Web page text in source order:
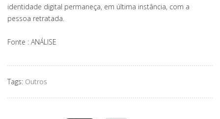
identidade digital permaneça, em última instância, com a
pessoa retratada.
Fonte : ANÁLISE
Tags: Outros